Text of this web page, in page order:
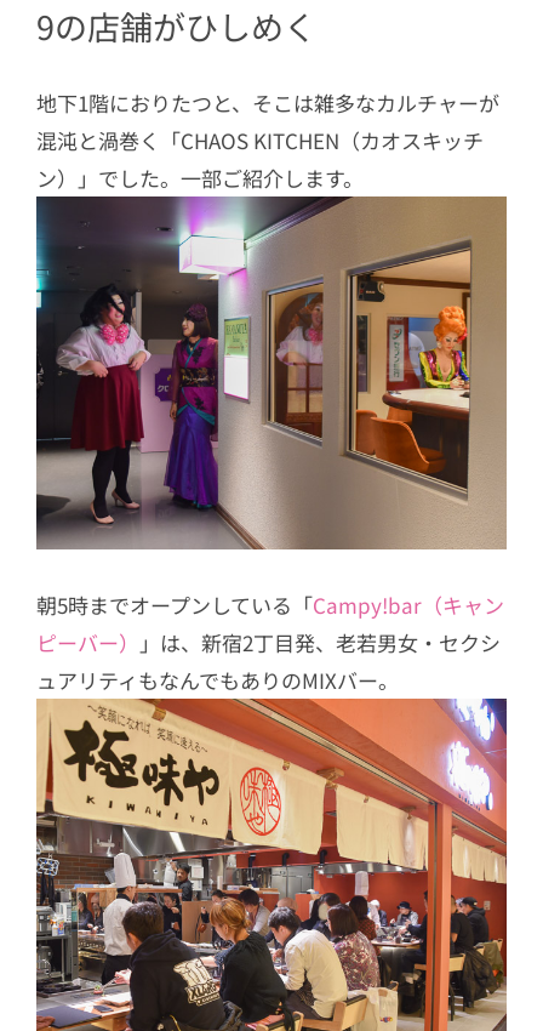
9の店舗がひしめく
地下1階におりたつと、そこは雑多なカルチャーが
混沌と渦巻く「CHAOS KITCHEN（カオスキッチ
ン）」でした。一部ご紹介します。
朝5時までオープンしている「Campy!bar（キャン
ピーバー） 」は、新宿2丁目発、老若男女・セクシ
ュアリティもなんでもありのMIXバー。